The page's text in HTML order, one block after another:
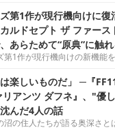
第1作が現行機向けに
ルドセプト ザ ファース
あらためて“原典”に触
第1作が現行機向けの新機能
は楽しいものだ」 ─『
リアンツ ダフネ』、"優
んだ4人の話
沼の住人たちが語る奥深さと